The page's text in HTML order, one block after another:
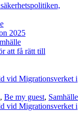
2025
att få rätt till
vid Migrationsverket i
, Be my guest, Samhälle
vid Migrationsverket i